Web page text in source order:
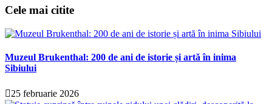
Cele mai citite
Muzeul Brukenthal: 200 de ani de istorie și artă în inima
Sibiului
25 februarie 2026